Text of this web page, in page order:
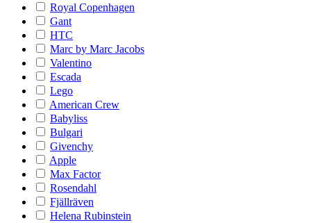
Royal Copenhagen
Gant
HTC
Marc by Marc Jacobs
Valentino
Escada
Lego
American Crew
Babyliss
Bulgari
Givenchy
Apple
Max Factor
Rosendahl
Fjällräven
Helena Rubinstein